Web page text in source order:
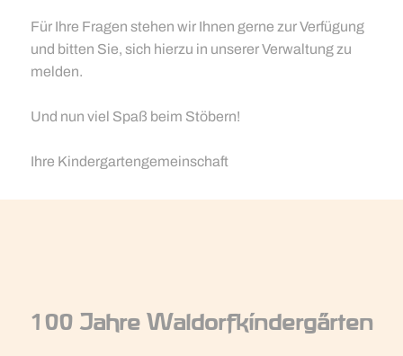
Für Ihre Fragen stehen wir Ihnen gerne zur Verfügung
und bitten Sie, sich hierzu in unserer Verwaltung zu
melden.
Und nun viel Spaß beim Stöbern!
Ihre Kindergartengemeinschaft
100 Jahre Waldorfkindergärten